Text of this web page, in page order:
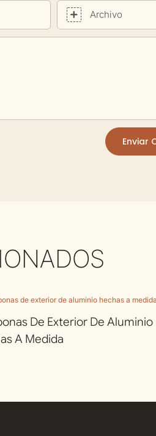
Archivo
Enviar
De Exterior De Aluminio
A Medida